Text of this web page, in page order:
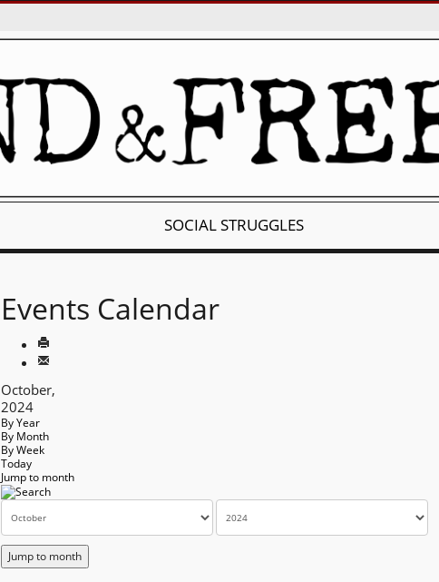
SOCIAL STRUGGLES
Events Calendar
October,
2024
By Year
By Month
By Week
Today
Jump to month
Jump to month